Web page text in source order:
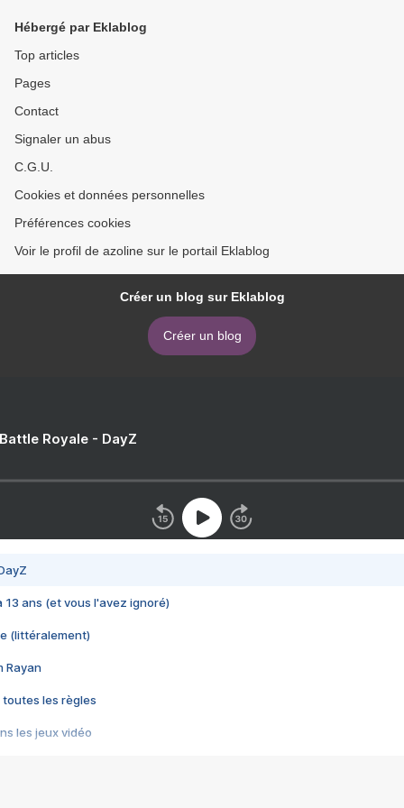
Hébergé par Eklablog
Top articles
Pages
Contact
Signaler un abus
C.G.U.
Cookies et données personnelles
Préférences cookies
Voir le profil de azoline sur le portail Eklablog
Créer un blog sur Eklablog
Créer un blog
Royale - DayZ
13 ans (et vous l'avez ignoré)
(littéralement)
Rayan
toutes les règles
les jeux vidéo